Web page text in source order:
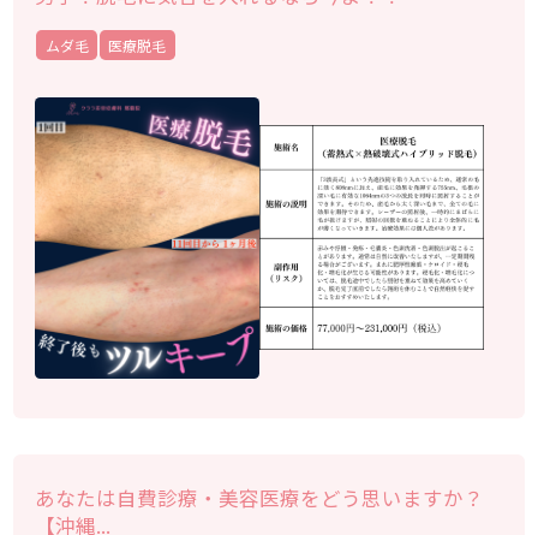
ムダ毛 医療脱毛
あなたは自費診療・美容医療をどう思いますか？
【沖縄...